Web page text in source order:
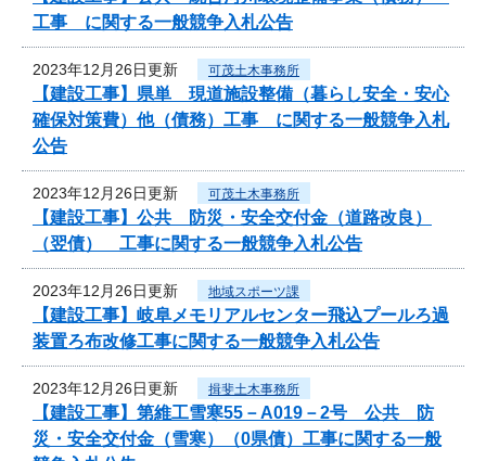
工事 に関する一般競争入札公告
2023年12月26日更新 可茂土木事務所
【建設工事】県単 現道施設整備（暮らし安全・安心
確保対策費）他（債務）工事 に関する一般競争入札
公告
2023年12月26日更新 可茂土木事務所
【建設工事】公共 防災・安全交付金（道路改良）
（翌債） 工事に関する一般競争入札公告
2023年12月26日更新 地域スポーツ課
【建設工事】岐阜メモリアルセンター飛込プールろ過
装置ろ布改修工事に関する一般競争入札公告
2023年12月26日更新 揖斐土木事務所
【建設工事】第維工雪寒55－A019－2号 公共 防
災・安全交付金（雪寒）（0県債）工事に関する一般